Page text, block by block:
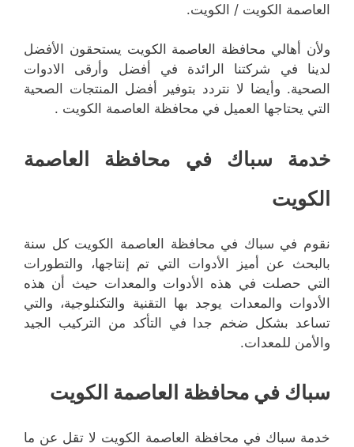
العاصمة الكويت / الكويت.
ولأن أهالي محافظة العاصمة الكويت يستحقون الأفضل
لدينا في شركتنا الرائدة في أفضل وأرقى الادوات
الصحية. وأيضا لا نتردد بتوفير أفضل المنتجات الصحية
التي يحتاجها العميل في محافظة العاصمة الكويت .
خدمة سباك في محافظة العاصمة
الكويت
نقوم في سباك في محافظة العاصمة الكويت كل سنة
بالبحث عن أميز الأدوات التي تم إنتاجها، والتطورات
التي حصلت في هذه الأدوات والمعدات حيث أن هذه
الأدوات والمعدات يوجد بها التقنية والتكنلوجية، والتي
تساعد بشكل ضخم جدا في التأكد من التركيب الجيد
والأمن للمعدات.
سباك في محافظة العاصمة الكويت
خدمة سباك في محافظة العاصمة الكويت لا تقل عن ما